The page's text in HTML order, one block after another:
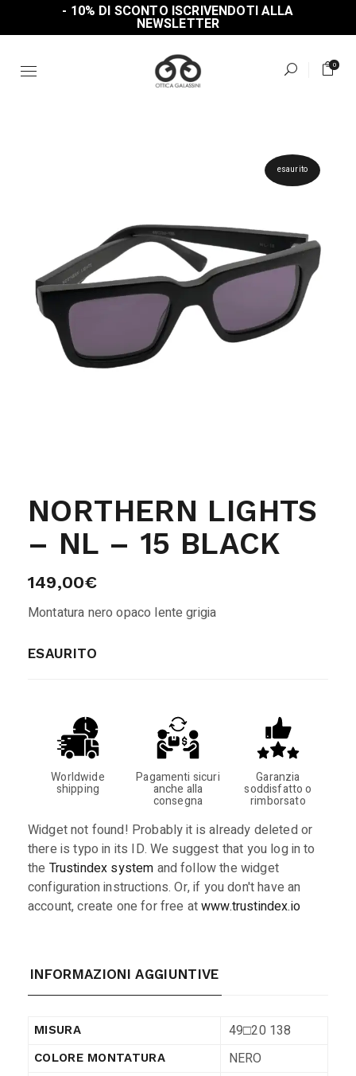
the
- 10% DI SCONTO ISCRIVENDOTI ALLA
NEWSLETTER
0
esaurito
NORTHERN LIGHTS
– NL – 15 BLACK
149,00€
Montatura nero opaco lente grigia
ESAURITO
Worldwide
shipping
Pagamenti sicuri
anche alla
consegna
Garanzia
soddisfatto o
rimborsato
Widget not found! Probably it is already deleted or
there is typo in its ID. We suggest that you log in to
the Trustindex system and follow the widget
configuration instructions. Or, if you don't have an
account, create one for free atwww.trustindex.io
INFORMAZIONI AGGIUNTIVE
MISURA 49□20 138
COLORE MONTATURA NERO